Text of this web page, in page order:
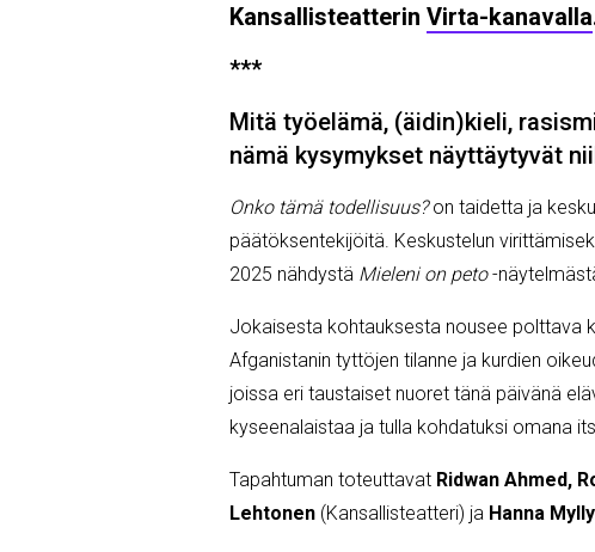
Kansallisteatterin Virta-kanavalla
***
Mitä työelämä, (äidin)kieli,
nämä kysymykset näyttäytyvät
Onko tämä todellisuus?on taidetta ja
päätöksentekijöitä. Keskustelun
2025 nähdystä Mieleni on peto-
Jokaisesta kohtauksesta nousee polttava
Afganistanin tyttöjen tilanne ja kurdien
joissa eri taustaiset nuoret tänä päivänä
kyseenalaistaa ja tulla kohdatuksi omana
Tapahtuman toteuttavat Ridwan Ahmed,
Lehtonen (Kansallisteatteri) ja Hanna